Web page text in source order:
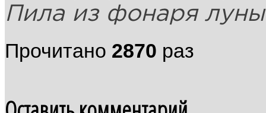
Пила из фонаря
Прочитано 2870 раз